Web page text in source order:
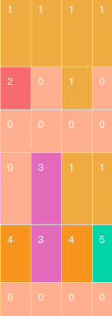
1 1 1 1
2 0 1 0
0 0 0 0
0 3 1 1
4 3 4 5
0 0 0 0